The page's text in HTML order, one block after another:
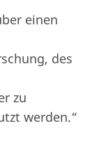
einen
des
zu
werden.“